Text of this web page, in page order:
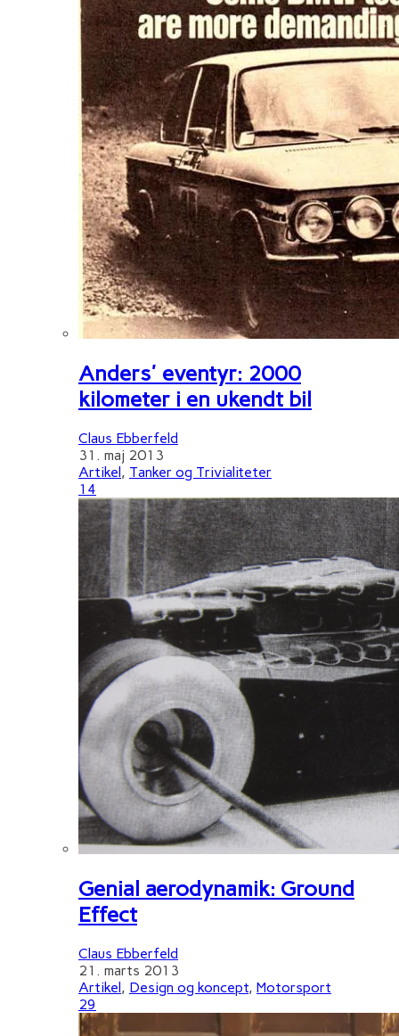
Anders' eventyr: 2000
kilometer i en ukendt bil
Claus Ebberfeld
31. maj 2013
Artikel , Tanker og Trivialiteter
14
Genial aerodynamik: Ground
Effect
Claus Ebberfeld
21. marts 2013
Artikel, Design og koncept, Motorsport
29